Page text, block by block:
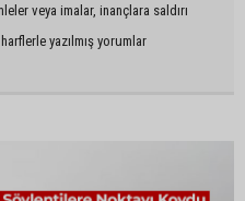
veya imalar, inançlara saldırı
yazılmış yorumlar